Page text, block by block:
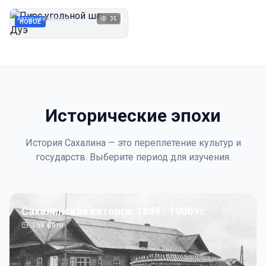
НОВОЕ 1923
Автор неизвестен 35
Исторические эпохи
История Сахалина — это переплетение культур и
государств. Выберите период для изучения.
Сахалинская каторга: 1869 - 1906 гг
156фото